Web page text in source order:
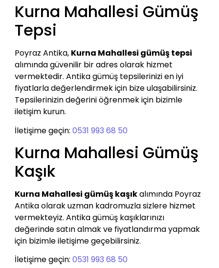
Kurna Mahallesi Gümüş
Tepsi
Poyraz Antika, Kurna Mahallesi gümüş tepsi
alımında güvenilir bir adres olarak hizmet
vermektedir. Antika gümüş tepsilerinizi en iyi
fiyatlarla değerlendirmek için bize ulaşabilirsiniz.
Tepsilerinizin değerini öğrenmek için bizimle
iletişim kurun.
İletişime geçin: 0531 993 68 50
Kurna Mahallesi Gümüş
Kaşık
Kurna Mahallesi gümüş kaşıkalımında Poyraz
Antika olarak uzman kadromuzla sizlere hizmet
vermekteyiz. Antika gümüş kaşıklarınızı
değerinde satın almak ve fiyatlandırma yapmak
için bizimle iletişime geçebilirsiniz.
İletişime geçin: 0531 993 68 50